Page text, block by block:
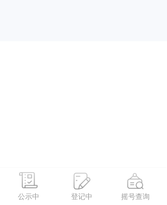
公示中 登记中 摇号查询